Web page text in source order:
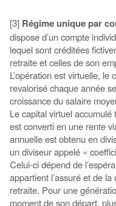
[3] Régime unique par
dispose d’un compte
lequel sont créditées
retraite et celles de son
L’opération est virtuelle,
revalorisé chaque année
croissance du salaire
Le capital virtuel
est converti en une rente
annuelle est obtenu en
un diviseur appelé «
Celui-ci dépend de
appartient l’assuré et de
retraite. Pour une
moment de son départ,